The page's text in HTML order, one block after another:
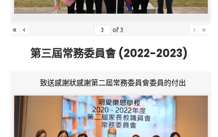
« ‹ of3 › »
第三屆常務委員會 (2022-2023)
致送感謝狀感謝第二屆常務委員會委員的付出